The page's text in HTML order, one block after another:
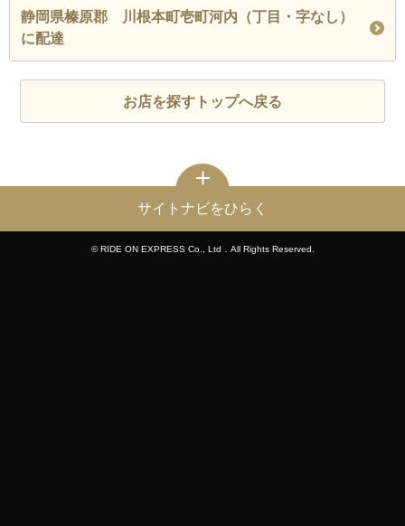
静岡県榛原郡 川根本町壱町河内（丁目・字なし）
に配達
お店を探すトップへ戻る
サイトナビをひらく
© RIDE ON EXPRESS Co., Ltd．All Rights Reserved.